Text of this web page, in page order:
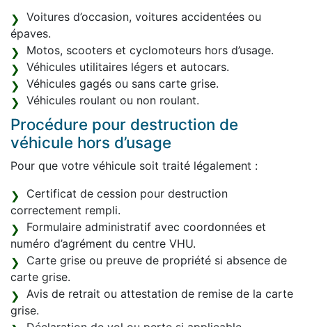
Voitures d’occasion, voitures accidentées ou
épaves.
Motos, scooters et cyclomoteurs hors d’usage.
Véhicules utilitaires légers et autocars.
Véhicules gagés ou sans carte grise.
Véhicules roulant ou non roulant.
Procédure pour destruction de
véhicule hors d’usage
Pour que votre véhicule soit traité légalement :
Certificat de cession pour destruction
correctement rempli.
Formulaire administratif avec coordonnées et
numéro d’agrément du centre VHU.
Carte grise ou preuve de propriété si absence de
carte grise.
Avis de retrait ou attestation de remise de la carte
grise.